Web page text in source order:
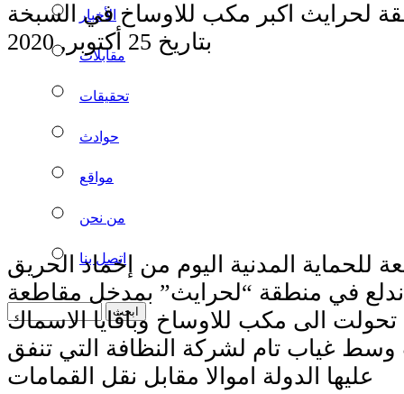
الأخبار
مقابلات
تحقيقات
حوادث
مواقع
من نحن
اتصل بنا
لحرايث اكبر مكب للاوساخ في السبخة
بتاريخ 25 أكتوبر, 2020
للحماية المدنية اليوم من إخماد الحريق
اندلع في منطقة “لحرايث” بمدخل مقاطعة
تحولت الى مكب للاوساخ وباقايا الاسماك
وسط غياب تام لشركة النظافة التي تنفق
عليها الدولة اموالا مقابل نقل القمامات